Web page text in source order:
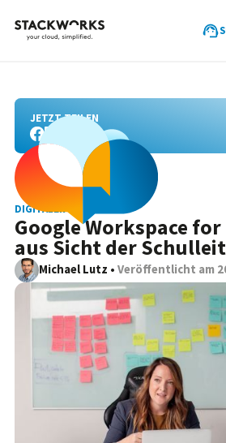
DIGITALER UNTERRICHT
Google Workspace
aus Sicht der
Michael Lutz • Veröffentlicht am
JETZT TEILEN